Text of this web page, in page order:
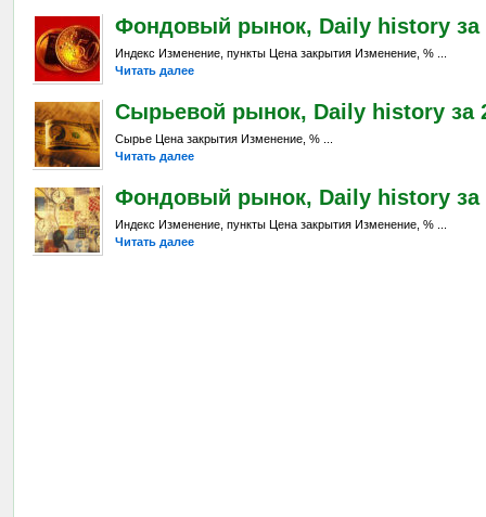
Фондовый рынок, Daily history за
Индекс Изменение, пункты Цена закрытия Изменение, % ...
Читать далее
Сырьевой рынок, Daily history за
Сырье Цена закрытия Изменение, % ...
Читать далее
Фондовый рынок, Daily history за
Индекс Изменение, пункты Цена закрытия Изменение, % ...
Читать далее